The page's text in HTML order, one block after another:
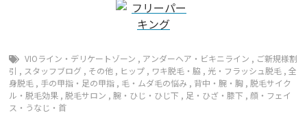
VIOライン・デリケートゾーン , アンダーヘア・ビキニライン , ご新規様割
引 , スタッフブログ , その他 , ヒップ , ワキ脱毛・脇 , 光・フラッシュ脱毛 ,全
身脱毛 , 手の甲指・足の甲指 , 毛・ムダ毛の悩み , 背中・腕・胸 ,脱毛サイク
ル・脱毛効果 ,脱毛サロン ,腕・ひじ・ひじ下 , 足・ひざ・膝下 ,顔・フェイ
ス・うなじ・首